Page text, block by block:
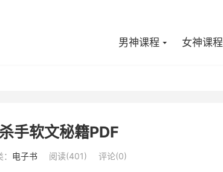
男神课程 女神课程
手软文秘籍PDF
电子书 阅读(401) 评论(0)